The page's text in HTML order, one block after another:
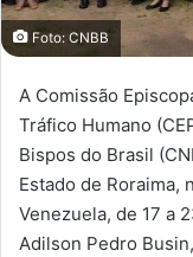
Foto: CNBB
A Comissão
Tráfico Humano
Bispos do Brasil
Estado de Roraima,
Venezuela, de 17 a
Adilson Pedro